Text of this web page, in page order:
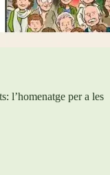
l’homenatge per a les